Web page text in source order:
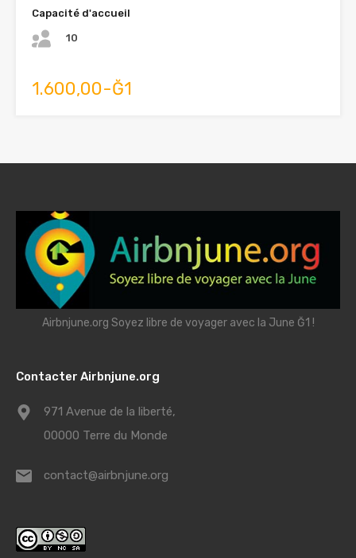
Capacité d'accueil
10
1.600,00-Ğ1
Airbnjune.org Soyez libre de voyager avec la June Ğ1 !
Contacter Airbnjune.org
971 Avenue de la liberté,
00000 Terre du Monde
contact@airbnjune.org